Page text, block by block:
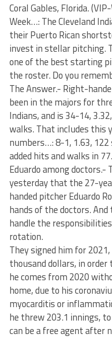
Coral Gables, Florida.
Week…: The Cleveland
their Puerto Rican
invest in stellar pitching.
one of the best starting
the roster. Do you
The Answer.- Right-
been in the majors for
Indians, and is 34-14,
walks. That includes this
numbers…: 8-1, 1.63,
added hits and walks in
Eduardo among doctors.-
yesterday that the 27-
handed pitcher Eduardo
hands of the doctors. And
handle the
rotation.
They signed him for
thousand dollars, in
he comes from 2020
home, due to his
myocarditis or
he threw 203.1 innings,
can be a free agent after